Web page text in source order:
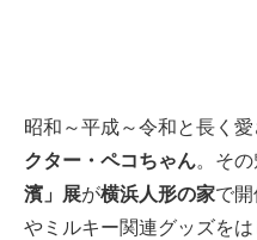
昭和～平成～令和と長く愛
クター・ペコちゃん。そ
濱」展が横浜人形の家で
やミルキー関連グッズを